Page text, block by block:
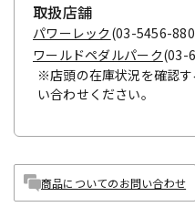
取扱店舗
パワーレック (03-5456-
ワールドペダルパーク(03-
※店頭の在庫状況を確認
い合わせください。
商品についてのお問い合わせ